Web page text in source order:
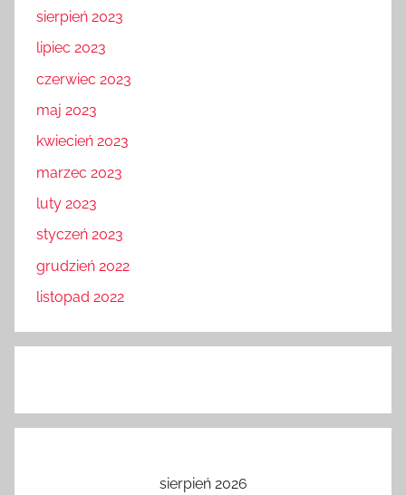
sierpień 2023
lipiec 2023
czerwiec 2023
maj 2023
kwiecień 2023
marzec 2023
luty 2023
styczeń 2023
grudzień 2022
listopad 2022
sierpień 2026